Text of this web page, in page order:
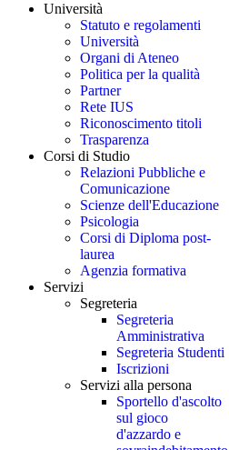
Università
Statuto e regolamenti
Università
Organi di Ateneo
Politica per la qualità
Partner
Rete IUS
Riconoscimento titoli
Trasparenza
Corsi di Studio
Relazioni Pubbliche e
Comunicazione
Scienze dell'Educazione
Psicologia
Corsi di Diploma post-
laurea
Agenzia formativa
Servizi
Segreteria
Segreteria
Amministrativa
Segreteria Studenti
Iscrizioni
Servizi alla persona
Sportello d'ascolto
sul gioco
d'azzardo e